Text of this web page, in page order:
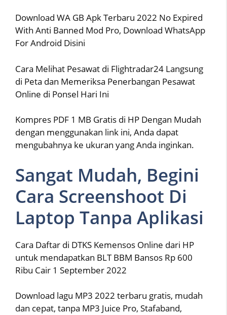
Download WA GB Apk Terbaru 2022 No Expired
With Anti Banned Mod Pro, Download WhatsApp
For Android Disini
Cara Melihat Pesawat di Flightradar24 Langsung
di Peta dan Memeriksa Penerbangan Pesawat
Online di Ponsel Hari Ini
Kompres PDF 1 MB Gratis di HP Dengan Mudah
dengan menggunakan link ini, Anda dapat
mengubahnya ke ukuran yang Anda inginkan.
Sangat Mudah, Begini
Cara Screenshoot Di
Laptop Tanpa Aplikasi
Cara Daftar di DTKS Kemensos Online dari HP
untuk mendapatkan BLT BBM Bansos Rp 600
Ribu Cair 1 September 2022
Download lagu MP3 2022 terbaru gratis, mudah
dan cepat, tanpa MP3 Juice Pro, Stafaband,